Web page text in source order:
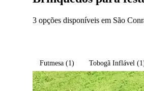
3 opções disponíveis em São
Futmesa(1) Tobogã Inflável